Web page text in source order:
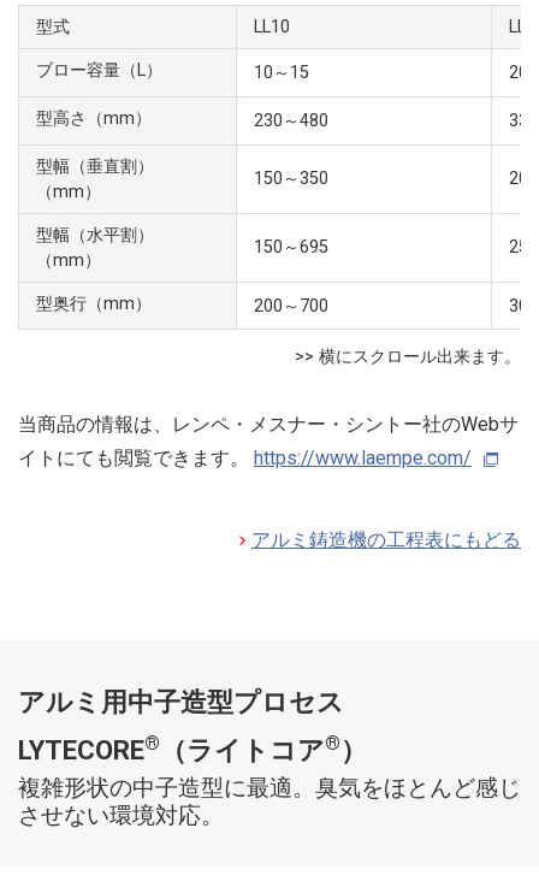
型式 LL10
ブロー容量（L） 10～15 20
型高さ（mm） 230～480
型幅（垂直割）
（mm）
150～350
型幅（水平割）
（mm）
150～695
型奥行（mm） 200～700
当商品の情報は、レンペ・メスナー・シントー社のWebサ
イトにても閲覧できます。 https://www.laempe.com/
アルミ鋳造機の工程表にもどる
アルミ用中子造型プロセス
LYTECORE® （ライトコア® ）
複雑形状の中子造型に最適。臭気をほとんど感じ
させない環境対応。